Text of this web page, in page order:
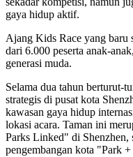
gaya hidup aktif.
Ajang Kids Race yang baru
dari 6.000 peserta anak-
generasi muda.
Selama dua tahun
strategis di pusat kota
kawasan gaya hidup
lokasi acara. Taman ini
Parks Linked" di Shenzhen,
pengembangan kota "Park